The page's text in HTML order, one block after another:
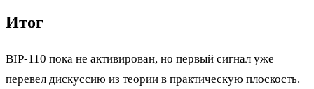
Итог
BIP-110 пока не активирован, но первый сигнал уже
перевел дискуссию из теории в практическую плоскость.